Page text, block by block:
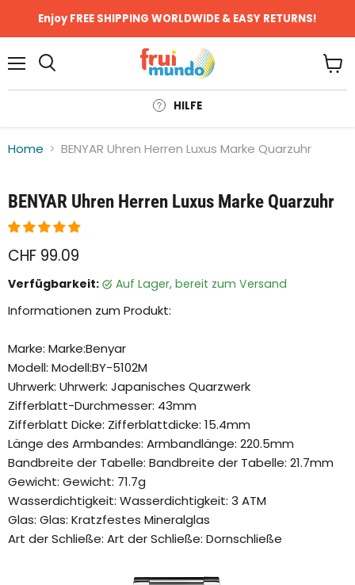
Enjoy FREE SHIPPING WORLDWIDE & EASY RETURNS!
HILFE
Home BENYAR Uhren Herren Luxus Marke Quarzuhr
Klicken oder scrollen, um zu Zoomen
BENYAR Uhren Herren Luxus Marke Quarzuhr
CHF 99.09
Verfügbarkeit: auf Lager, bereit zum Versand
Informationen zum Produkt:
Marke: Marke:Benyar
Modell: Modell:BY-5102M
Uhrwerk: Uhrwerk: Japanisches Quarzwerk
Zifferblatt-Durchmesser: 43mm
Zifferblatt Dicke: Zifferblattdicke: 15.4mm
Länge des Armbandes: Armbandlänge: 220.5mm
Bandbreite der Tabelle: Bandbreite der Tabelle: 21.7mm
Gewicht: Gewicht: 71.7g
Wasserdichtigkeit: Wasserdichtigkeit: 3 ATM
Glas: Glas: Kratzfestes Mineralglas
Art der Schließe: Art der Schließe: Dornschließe